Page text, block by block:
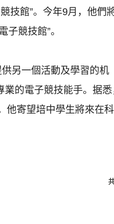
技館”。今年9月，他們
子競技館”。
另一個活動及學習的机
業的電子競技能手。据悉
他寄望培中學生將來在科